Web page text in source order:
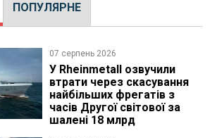
ПОПУЛЯРНЕ
07 серпень 2026
У Rheinmetall озвучили
втрати через скасування
найбільших фрегатів з
часів Другої світової за
шалені 18 млрд